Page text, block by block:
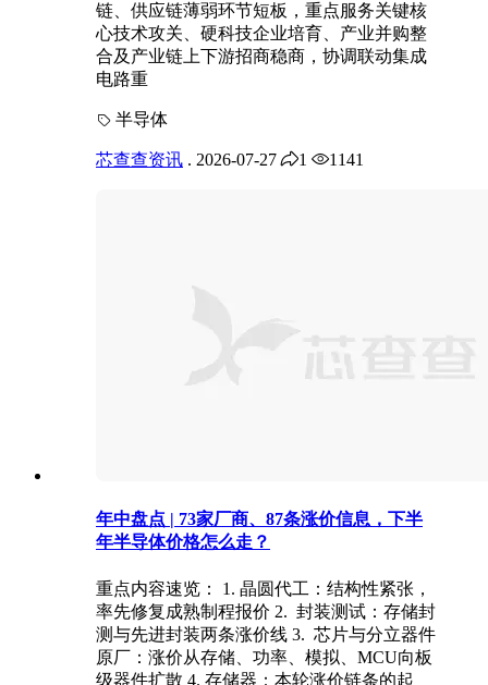
链、供应链薄弱环节短板，重点服务关键核
心技术攻关、硬科技企业培育、产业并购整
合及产业链上下游招商稳商，协调联动集成
电路重
半导体
芯查查资讯 . 2026-07-27 1 1141
年中盘点 | 73家厂商、87条涨价信息，下半
年半导体价格怎么走？
重点内容速览： 1. 晶圆代工：结构性紧张，
率先修复成熟制程报价 2. 封装测试：存储封
测与先进封装两条涨价线 3. 芯片与分立器件
原厂：涨价从存储、功率、模拟、MCU向板
级器件扩散 4. 存储器：本轮涨价链条的起